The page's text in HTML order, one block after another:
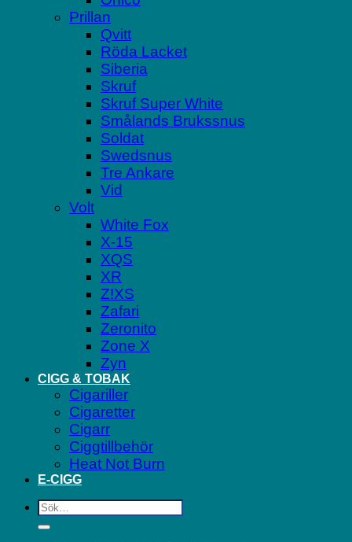
Prillan
Qvitt
Röda Lacket
Siberia
Skruf
Skruf Super White
Smålands Brukssnus
Soldat
Swedsnus
Tre Ankare
Vid
Volt
White Fox
X-15
XQS
XR
Z!XS
Zafari
Zeronito
Zone X
Zyn
CIGG & TOBAK
Cigariller
Cigaretter
Cigarr
Ciggtillbehör
Heat Not Burn
E-CIGG
Sök
efter: